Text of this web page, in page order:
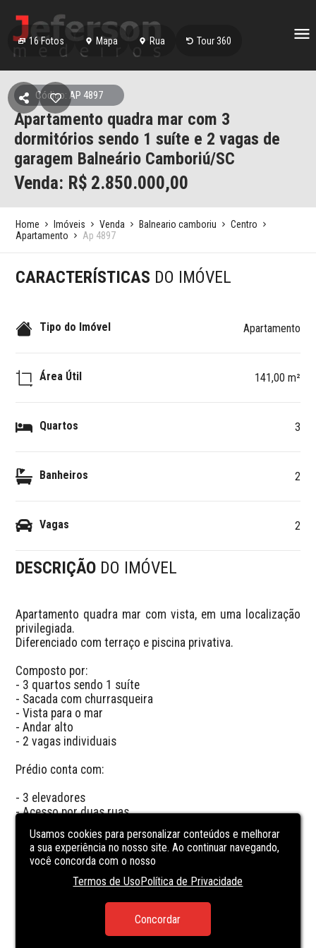
16 Fotos Mapa Rua Tour 360
Código: AP 4897
Apartamento quadra mar com 3
dormitórios sendo 1 suíte e 2 vagas de
garagem Balneário Camboriú/SC
Venda: R$ 2.850.000,00
Home Imóveis Venda Balneario camboriu
Centro
Apartamento
Ap 4897
CARACTERÍSTICAS DO IMÓVEL
Tipo do Imóvel Apartamento
Área Útil 141,00 m²
Quartos 3
Banheiros 2
Vagas 2
DESCRIÇÃO DO IMÓVEL
Apartamento quadra mar com vista, em uma localização
privilegiada.
Diferenciado com terraço e piscina privativa.
Composto por:
- 3 quartos sendo 1 suíte
- Sacada com churrasqueira
- Vista para o mar
- Andar alto
- 2 vagas individuais
Prédio conta com:
- 3 elevadores
- Acesso por duas ruas
- Piscina no rooftop
- Vista panorâmica.
CARACTERÍSTICASDA UNIDADE
Usamos cookies para personalizar conteúdos e melhorar
a sua experiência no nosso site. Ao continuar navegando,
você concorda com o nosso
Termos de UsoPolítica de Privacidade
Concordar